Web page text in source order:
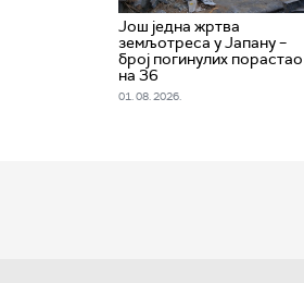
Још једна жртва
земљотреса у Јапану –
број погинулих порастао
на 36
01. 08. 2026.